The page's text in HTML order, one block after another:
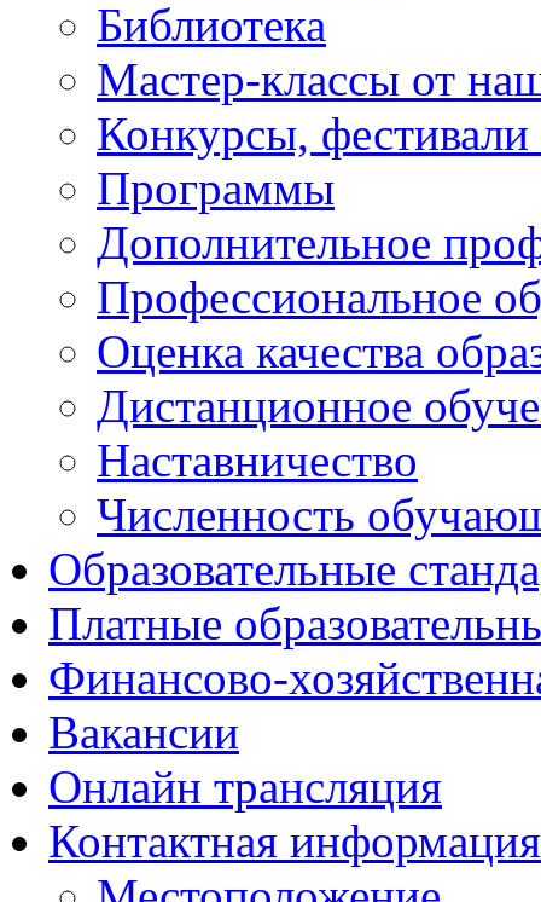
Библиотека
Мастер-классы от
Конкурсы,
Программы
Дополнительное
Профессиональное
Оценка качества
Дистанционное
Наставничество
Численность
Образовательные
Платные
Финансово-
Вакансии
Онлайн трансляция
Контактная информация